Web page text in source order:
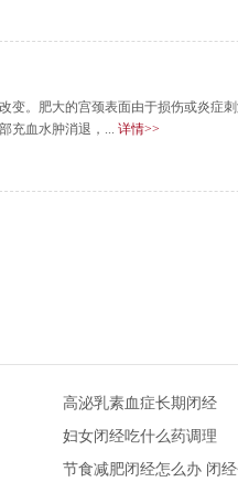
变。肥大的宫颈表面由于损伤或炎症
充血水肿消退，... 详情>>
高泌乳素血症长期闭经
妇女闭经吃什么药调理
节食减肥闭经怎么办 闭